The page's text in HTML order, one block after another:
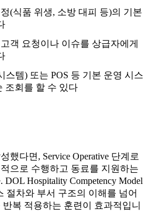
(식품 위생, 소방 대피 등)의 기본
객 요청이나 이슈를 상급자에게
스템) 또는 POS 등 기본 운영 시스
조회를 할 수 있다
했다면, Service Operative 단계로
으로 수행하고 동료를 지원하는
Hospitality Competency Model
절차와 부서 구조의 이해를 넘어
복 적용하는 훈련이 효과적입니